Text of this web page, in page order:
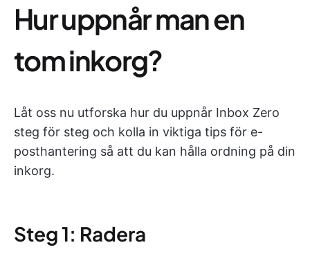
Hur uppnår man en
tom inkorg?
Låt oss nu utforska hur du uppnår Inbox Zero
steg för steg och kolla in viktiga tips för e-
posthantering så att du kan hålla ordning på din
inkorg.
Steg 1: Radera